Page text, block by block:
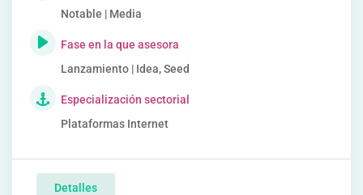
Notable | Media
Fase en la que asesora
Lanzamiento | Idea, Seed
Especialización sectorial
Plataformas Internet
Detalles